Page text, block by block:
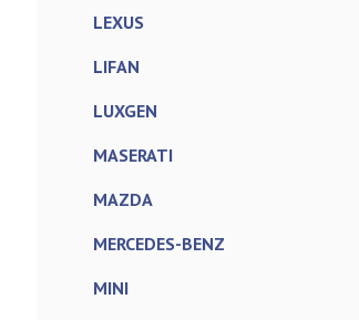
LEXUS
LIFAN
LUXGEN
MASERATI
MAZDA
MERCEDES-BENZ
MINI